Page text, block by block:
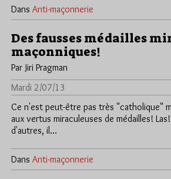
Dans Anti-maçonnerie
Des fausses médailles
maçonniques!
Par Jiri Pragman
Mardi 2/07/13
Ce n'est peut-être pas très "catholique"
aux vertus miraculeuses de médailles!
d'autres, il…
Dans Anti-maçonnerie